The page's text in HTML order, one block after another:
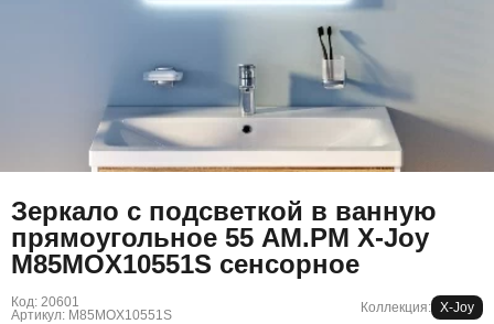
Зеркало с подсветкой в ванную
прямоугольное 55 AM.PM X-Joy
M85MOX10551S сенсорное
Код: 20601
Артикул: M85MOX10551S
Коллекция: X-Joy